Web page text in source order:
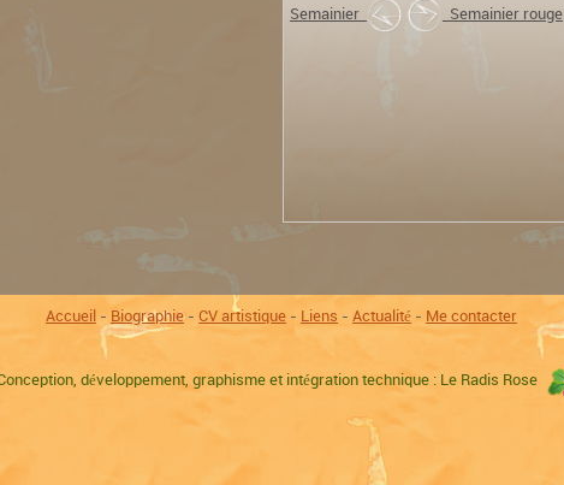
Semainier
Semainier rouge
Accueil - Biographie- CV artistique - Liens - Actualité - Me contacter
développement, graphisme et intégration technique : Le Radis Rose